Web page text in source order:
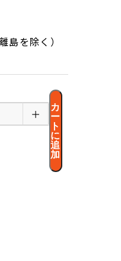
島を除く）
＋
カ
ー
ト
に
追
加